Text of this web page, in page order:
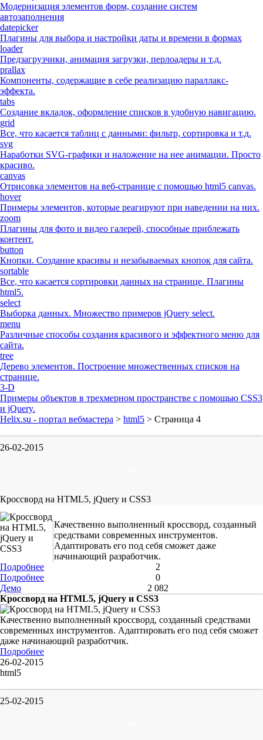
Модернизация элементов форм, создание систем
автозаполнения
datepicker
Плагины для выбора и настройки даты и времени в формах
loader
Предзагрузчики, анимация загрузки, перлоадеры и т.д.
prallax
Компоненты, содержащие в себе реализацию параллакс-
эффекта.
tabs
Создание вкладок, оформление списков в удобную навигацию.
grid
Все, что касается таблиц с данными: фильтр, сортировка и т.д.
svg
Наработки SVG-графики и наложение на нее анимации. Просто
красиво.
canvas
Отрисовка элементов на веб-странице с помощью html5 canvas.
hover
Примеры элементов, которые реагируют при наведении на них.
zoom
Плагины для фото и видео галерей, способные приблежать
контент.
button
Кнопки. Создание красивы и незабываемых кнопок для сайта.
sortable
Все, что касается сортировки данных на странице. Плагины
html5.
select
Выборка данных. Множество примеров jQuery select.
menu
Различные способы создания красивого и эффектного меню для
сайта.
tree
Дерево элементов. Построение множественных списков на
странице.
3-D
Примеры объектов в трехмерном пространстве с помощью CSS3
и jQuery.
Helix.su - портал вебмастера > html5 > Страница 4
26-02-2015
Кроссворд на HTML5, jQuery и CSS3
Качественно выполненный кроссворд, созданный
средствами современных инструментов.
Адаптировать его под себя сможет даже
начинающий разработчик.
Подробнее
Подробнее
Демо
2
0
2 082
Кроссворд на HTML5, jQuery и CSS3
Качественно выполненный кроссворд, созданный средствами
современных инструментов. Адаптировать его под себя сможет
даже начинающий разработчик.
Подробнее
26-02-2015
html5
25-02-2015